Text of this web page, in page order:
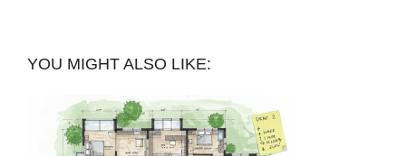
YOU MIGHT ALSO LIKE: